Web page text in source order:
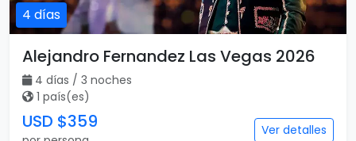
4 días
Alejandro Fernandez Las Vegas 2026
4 días / 3 noches
1 país(es)
USD $359 Ver detalles